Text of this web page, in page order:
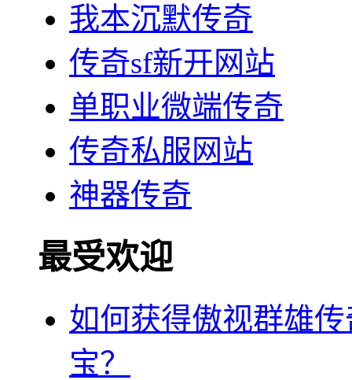
我本沉默传奇
传奇sf新开网站
单职业微端传奇
传奇私服网站
神器传奇
最受欢迎
如何获得傲视群雄
宝？